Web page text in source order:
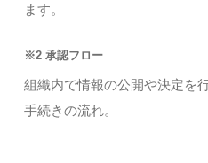
ます。
※2 承認フロー
組織内で情報の公開や決定を
手続きの流れ。